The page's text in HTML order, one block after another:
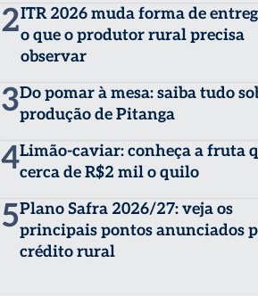
2ITR 2026 muda forma de
o que o produtor rural precisa
observar
3Do pomar à mesa: saiba tudo
produção de Pitanga
4Limão-caviar: conheça a fruta
cerca de R$2 mil o quilo
5Plano Safra 2026/27: veja os
principais pontos anunciados
crédito rural